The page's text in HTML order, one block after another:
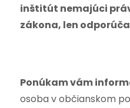
inštitút nemajúci
zákona, len
Ponúkam vám
osoba v občianskom